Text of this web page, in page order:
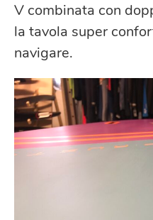
V combinata con
la tavola super
navigare.